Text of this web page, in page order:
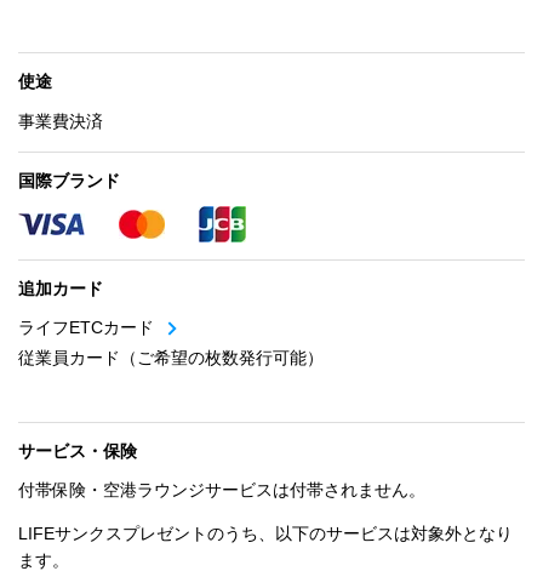
使途
事業費決済
国際ブランド
追加カード
ライフETCカード
従業員カード（ご希望の枚数発行可能）
サービス・保険
付帯保険・空港ラウンジサービスは付帯されません。
LIFEサンクスプレゼントのうち、以下のサービスは対象外となり
ます。